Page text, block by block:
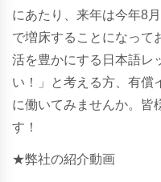
にあたり、来年は今年8
で増床することになって
活を豊かにする日本語レ
い！」と考える方、 有償
に働いてみませんか。皆
す！
★弊社の紹介動画